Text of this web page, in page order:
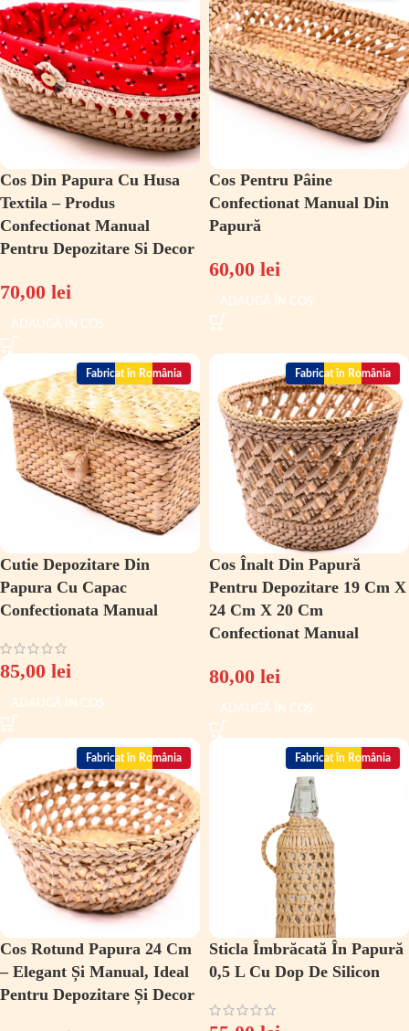
Cos Din Papura Cu Husa
Textila – Produs
Confectionat Manual
Pentru Depozitare Si Decor
70,00 lei
ADAUGĂ ÎN COȘ
Cos Pentru Pâine
Confectionat Manual Din
Papură
60,00 lei
ADAUGĂ ÎN COȘ
Fabricat în România
Cutie Depozitare Din
Papura Cu Capac
Confectionata Manual
85,00 lei
ADAUGĂ ÎN COȘ
Fabricat în România
Cos Înalt Din Papură
Pentru Depozitare 19 Cm X
24 Cm X 20 Cm
Confectionat Manual
80,00 lei
ADAUGĂ ÎN COȘ
Fabricat în România
Cos Rotund Papura 24 Cm
– Elegant Și Manual, Ideal
Pentru Depozitare Și Decor
Fabricat în România
Sticla Îmbrăcată În Papură
0,5 L Cu Dop De Silicon